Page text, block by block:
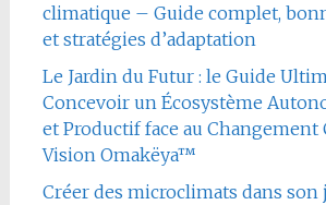
climatique – Guide complet,
et stratégies d’adaptation
Le Jardin du Futur : le Guide
Concevoir un Écosystème
et Productif face au Changement
Vision Omakëya™
Créer des microclimats dans son